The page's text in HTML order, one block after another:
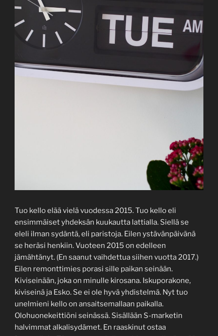
Tuo kello elää vielä vuodessa 2015. Tuo kello eli
ensimmäiset yhdeksän kuukautta lattialla. Siellä se
eleli ilman sydäntä, eli paristoja. Eilen ystävänpäivänä
se heräsi henkiin. Vuoteen 2015 on edelleen
jämähtänyt. (En saanut vaihdettua siihen vuotta 2017.)
Eilen remonttimies porasi sille paikan seinään.
Kiviseinään, joka on minulle kirosana. Iskuporakone,
kiviseinä ja Esko. Se ei ole hyvä yhdistelmä. Nyt tuo
unelmieni kello on ansaitsemallaan paikalla.
Olohuonekeittiöni seinässä. Sisällään S-marketin
halvimmat alkalisydämet. En raaskinut ostaa